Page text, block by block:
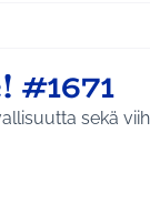
#1671
sekä